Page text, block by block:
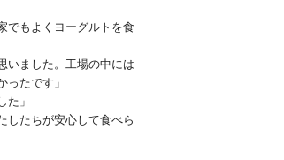
でもよくヨーグルトを食
いました。工場の中には
たです」
」
したちが安心して食べら